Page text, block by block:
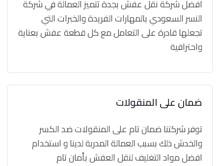
افضل شركة نقل عفش بجدة تتميز العمالة في شركة
النسر السعودي بالمهارات الفريدة والخبرات التي
تجعلها قادرة على التعامل مع كل قطعة عفش بعناية
واحترافية
ضمان على المنقولات
توفر شركتنا ضمان تام على المنقولات ضد الكسر
والخدش ذلك بسبب العمالة المدربة لدينا و استخدام
افضل مواد التغليف لنقل العفش بأمان تام